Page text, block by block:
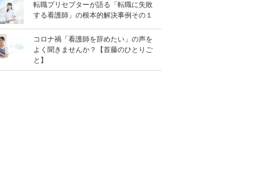
転職プリセプターが語る「転職に失敗
する看護師」の根本的解決事例その１
コロナ禍「看護師を辞めたい」の声を
よく聞きませんか？【首藤のひとりご
と】